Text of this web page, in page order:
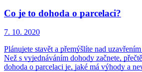
Co je to dohoda o parcelaci?
7. 10. 2020
Plánujete stavět a přemýšlíte nad
Než s vyjednáváním dohody začnete,
dohoda o parcelaci je, jaké má výhody a